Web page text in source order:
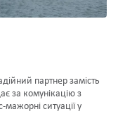
партнер замість
за комунікацію з
ситуації у